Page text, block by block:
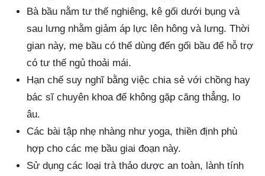
Bà bầu nằm tư thế nghiêng, kê gối dưới bụng và
sau lưng nhằm giảm áp lực lên hông và lưng. Thời
gian này, mẹ bầu có thể dùng đến gối bầu để hỗ trợ
có tư thế ngủ thoải mái.
Hạn chế suy nghĩ bằng việc chia sẻ với chồng hay
bác sĩ chuyên khoa để không gặp căng thẳng, lo
âu.
Các bài tập nhẹ nhàng như yoga, thiền định phù
hợp cho các mẹ bầu giai đoạn này.
Sử dụng các loại trà thảo dược an toàn, lành tính